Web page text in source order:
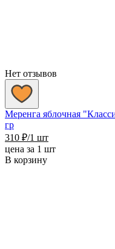
Нет отзывов
Меренга яблочная
гр
310 ₽/1 шт
цена за 1 шт
В корзину